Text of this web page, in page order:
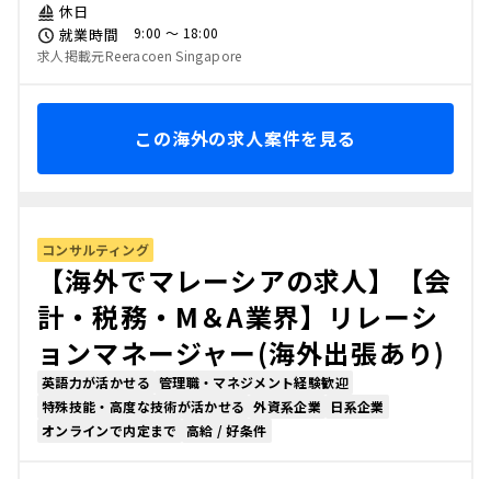
休日
就業時間
9:00 〜 18:00
求人掲載元Reeracoen Singapore
この海外の求人案件を見る
コンサルティング
【海外でマレーシアの求人】【会
計・税務・M＆A業界】リレーシ
ョンマネージャー(海外出張あり)
英語力が活かせる 管理職・マネジメント経験歓迎
特殊技能・高度な技術が活かせる 外資系企業
日系企業
オンラインで内定まで 高給 / 好条件